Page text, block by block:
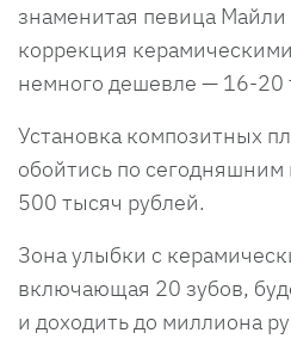
знаменитая певица Майли
коррекция
немного дешевле — 16-20
Установка композитных
обойтись по
500 тысяч рублей.
Зона улыбки с
включающая 20 зубов,
и доходить до миллиона